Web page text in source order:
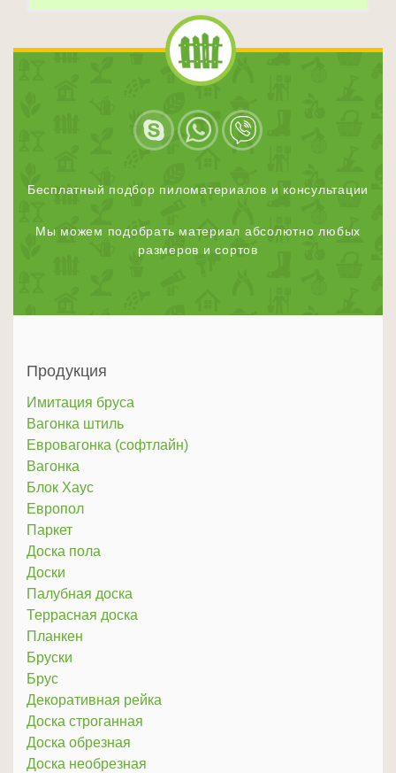
Бесплатный подбор пиломатериалов и консультации
Мы можем подобрать материал абсолютно любых
размеров и сортов
Продукция
Имитация бруса
Вагонка штиль
Евровагонка (софтлайн)
Вагонка
Блок Хаус
Европол
Паркет
Доска пола
Доски
Палубная доска
Террасная доска
Планкен
Бруски
Брус
Декоративная рейка
Доска строганная
Доска обрезная
Доска необрезная